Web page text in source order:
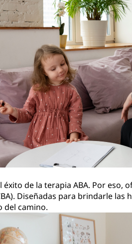
de la terapia ABA. Por
Diseñadas para brindarle
del camino.